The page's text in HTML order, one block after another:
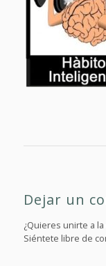
Dejar un
¿Quieres unirte a
Siéntete libre de